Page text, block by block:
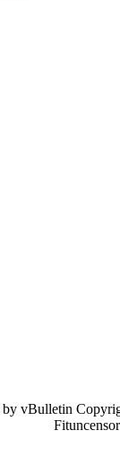
by vBulletin